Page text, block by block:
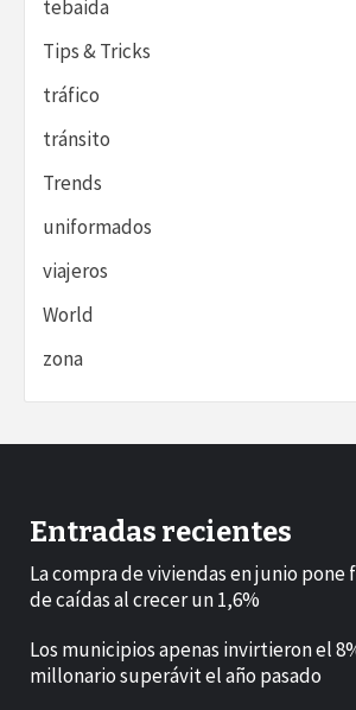
tebaida
Tips & Tricks
tráfico
tránsito
Trends
uniformados
viajeros
World
zona
Entradas recientes
La compra de viviendas en junio pone
de caídas al crecer un 1,6%
Los municipios apenas invirtieron el
millonario superávit el año pasado